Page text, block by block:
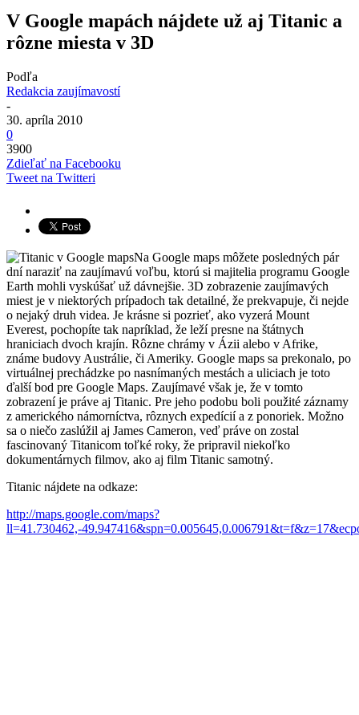
V Google mapách nájdete už aj Titanic a
rôzne miesta v 3D
Podľa
Redakcia zaujímavostí
-
30. apríla 2010
0
3900
Zdieľať na Facebooku
Tweet na Twitteri
Na Google maps môžete posledných pár
dní naraziť na zaujímavú voľbu, ktorú si majitelia programu Google
Earth mohli vyskúšať už dávnejšie. 3D zobrazenie zaujímavých
miest je v niektorých prípadoch tak detailné, že prekvapuje, či nejde
o nejaký druh videa. Je krásne si pozrieť, ako vyzerá Mount
Everest, pochopíte tak napríklad, že leží presne na štátnych
hraniciach dvoch krajín. Rôzne chrámy v Ázii alebo v Afrike,
známe budovy Austrálie, či Ameriky. Google maps sa prekonalo, po
virtuálnej prechádzke po nasnímaných mestách a uliciach je toto
ďalší bod pre Google Maps. Zaujímavé však je, že v tomto
zobrazení je práve aj Titanic. Pre jeho podobu boli použité záznamy
z amerického námorníctva, rôznych expedícií a z ponoriek. Možno
sa o niečo zaslúžil aj James Cameron, veď práve on zostal
fascinovaný Titanicom toľké roky, že pripravil niekoľko
dokumentárnych filmov, ako aj film Titanic samotný.
Titanic nájdete na odkaze:
http://maps.google.com/maps?
ll=41.730462,-